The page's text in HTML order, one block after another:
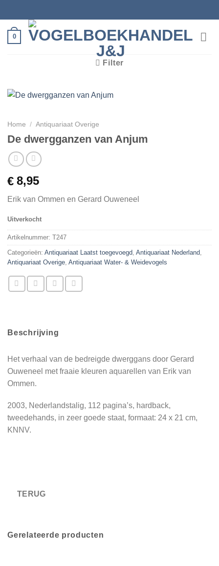
naar
inhoud
0
Filter
Home / Antiquariaat Overige
De dwergganzen van Anjum
€ 8,95
Erik van Ommen en Gerard Ouweneel
Uitverkocht
Artikelnummer: T247
Categorieën: Antiquariaat Laatst toegevoegd Antiquariaat Nederland
Antiquariaat Overige Antiquariaat Water- & Weidevogels
Beschrijving
Het verhaal van de bedreigde dwerggans door Gerard
Ouweneel met fraaie kleuren aquarellen van Erik van
Ommen.
2003, Nederlandstalig, 112 pagina’s, hardback,
tweedehands, in zeer goede staat, formaat: 24 x 21 cm,
KNNV.
Gerelateerde producten